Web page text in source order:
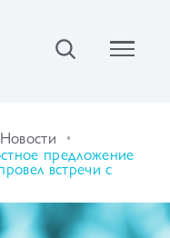
Новости
предложение
встречи с